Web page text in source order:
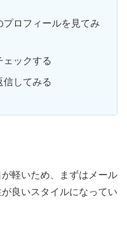
プロフィールを見てみ
ェックする
信してみる
軽いため、まずはメール
良いスタイルになってい